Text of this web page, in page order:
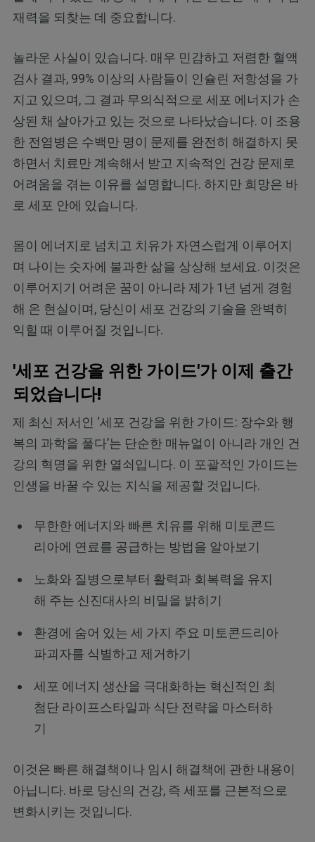
재력을 되찾는 데 중요합니다.
놀라운 사실이 있습니다. 매우 민감하고 저렴한 혈액
검사 결과, 99% 이상의 사람들이 인슐린 저항성을 가
지고 있으며, 그 결과 무의식적으로 세포 에너지가 손
상된 채 살아가고 있는 것으로 나타났습니다. 이 조용
한 전염병은 수백만 명이 문제를 완전히 해결하지 못
하면서 치료만 계속해서 받고 지속적인 건강 문제로
어려움을 겪는 이유를 설명합니다. 하지만 희망은 바
로 세포 안에 있습니다.
몸이 에너지로 넘치고 치유가 자연스럽게 이루어지
며 나이는 숫자에 불과한 삶을 상상해 보세요. 이것은
이루어지기 어려운 꿈이 아니라 제가 1년 넘게 경험
해 온 현실이며, 당신이 세포 건강의 기술을 완벽히
익힐 때 이루어질 것입니다.
'세포 건강을 위한 가이드'가 이제 출간
되었습니다!
제 최신 저서인 ‘세포 건강을 위한 가이드: 장수와 행
복의 과학을 풀다’는 단순한 매뉴얼이 아니라 개인 건
강의 혁명을 위한 열쇠입니다. 이 포괄적인 가이드는
인생을 바꿀 수 있는 지식을 제공할 것입니다.
무한한 에너지와 빠른 치유를 위해 미토콘드
리아에 연료를 공급하는 방법을 알아보기
노화와 질병으로부터 활력과 회복력을 유지
해 주는 신진대사의 비밀을 밝히기
환경에 숨어 있는 세 가지 주요 미토콘드리아
파괴자를 식별하고 제거하기
세포 에너지 생산을 극대화하는 혁신적인 최
첨단 라이프스타일과 식단 전략을 마스터하
기
이것은 빠른 해결책이나 임시 해결책에 관한 내용이
아닙니다. 바로 당신의 건강, 즉 세포를 근본적으로
변화시키는 것입니다.